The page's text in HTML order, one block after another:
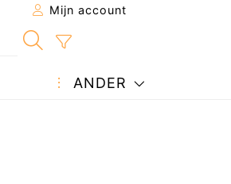
Mijn account
ANDER